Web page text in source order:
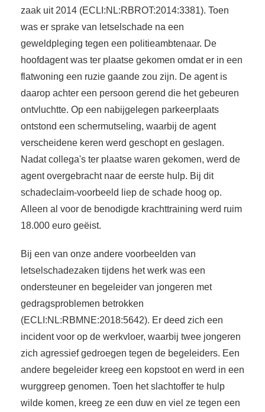
zaak uit 2014 (ECLI:NL:RBROT:2014:3381). Toen
was er sprake van letselschade na een
geweldpleging tegen een politieambtenaar. De
hoofdagent was ter plaatse gekomen omdat er in een
flatwoning een ruzie gaande zou zijn. De agent is
daarop achter een persoon gerend die het gebeuren
ontvluchtte. Op een nabijgelegen parkeerplaats
ontstond een schermutseling, waarbij de agent
verscheidene keren werd geschopt en geslagen.
Nadat collega's ter plaatse waren gekomen, werd de
agent overgebracht naar de eerste hulp. Bij dit
schadeclaim-voorbeeld liep de schade hoog op.
Alleen al voor de benodigde krachttraining werd ruim
18.000 euro geëist.
Bij een van onze andere voorbeelden van
letselschadezaken tijdens het werk was een
ondersteuner en begeleider van jongeren met
gedragsproblemen betrokken
(ECLI:NL:RBMNE:2018:5642). Er deed zich een
incident voor op de werkvloer, waarbij twee jongeren
zich agressief gedroegen tegen de begeleiders. Een
andere begeleider kreeg een kopstoot en werd in een
wurggreep genomen. Toen het slachtoffer te hulp
wilde komen, kreeg ze een duw en viel ze tegen een